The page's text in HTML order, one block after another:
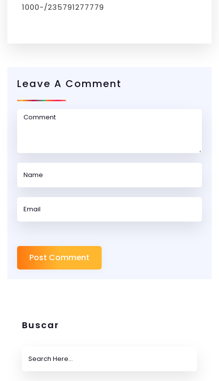
1000-/235791277779
Leave A Comment
Buscar